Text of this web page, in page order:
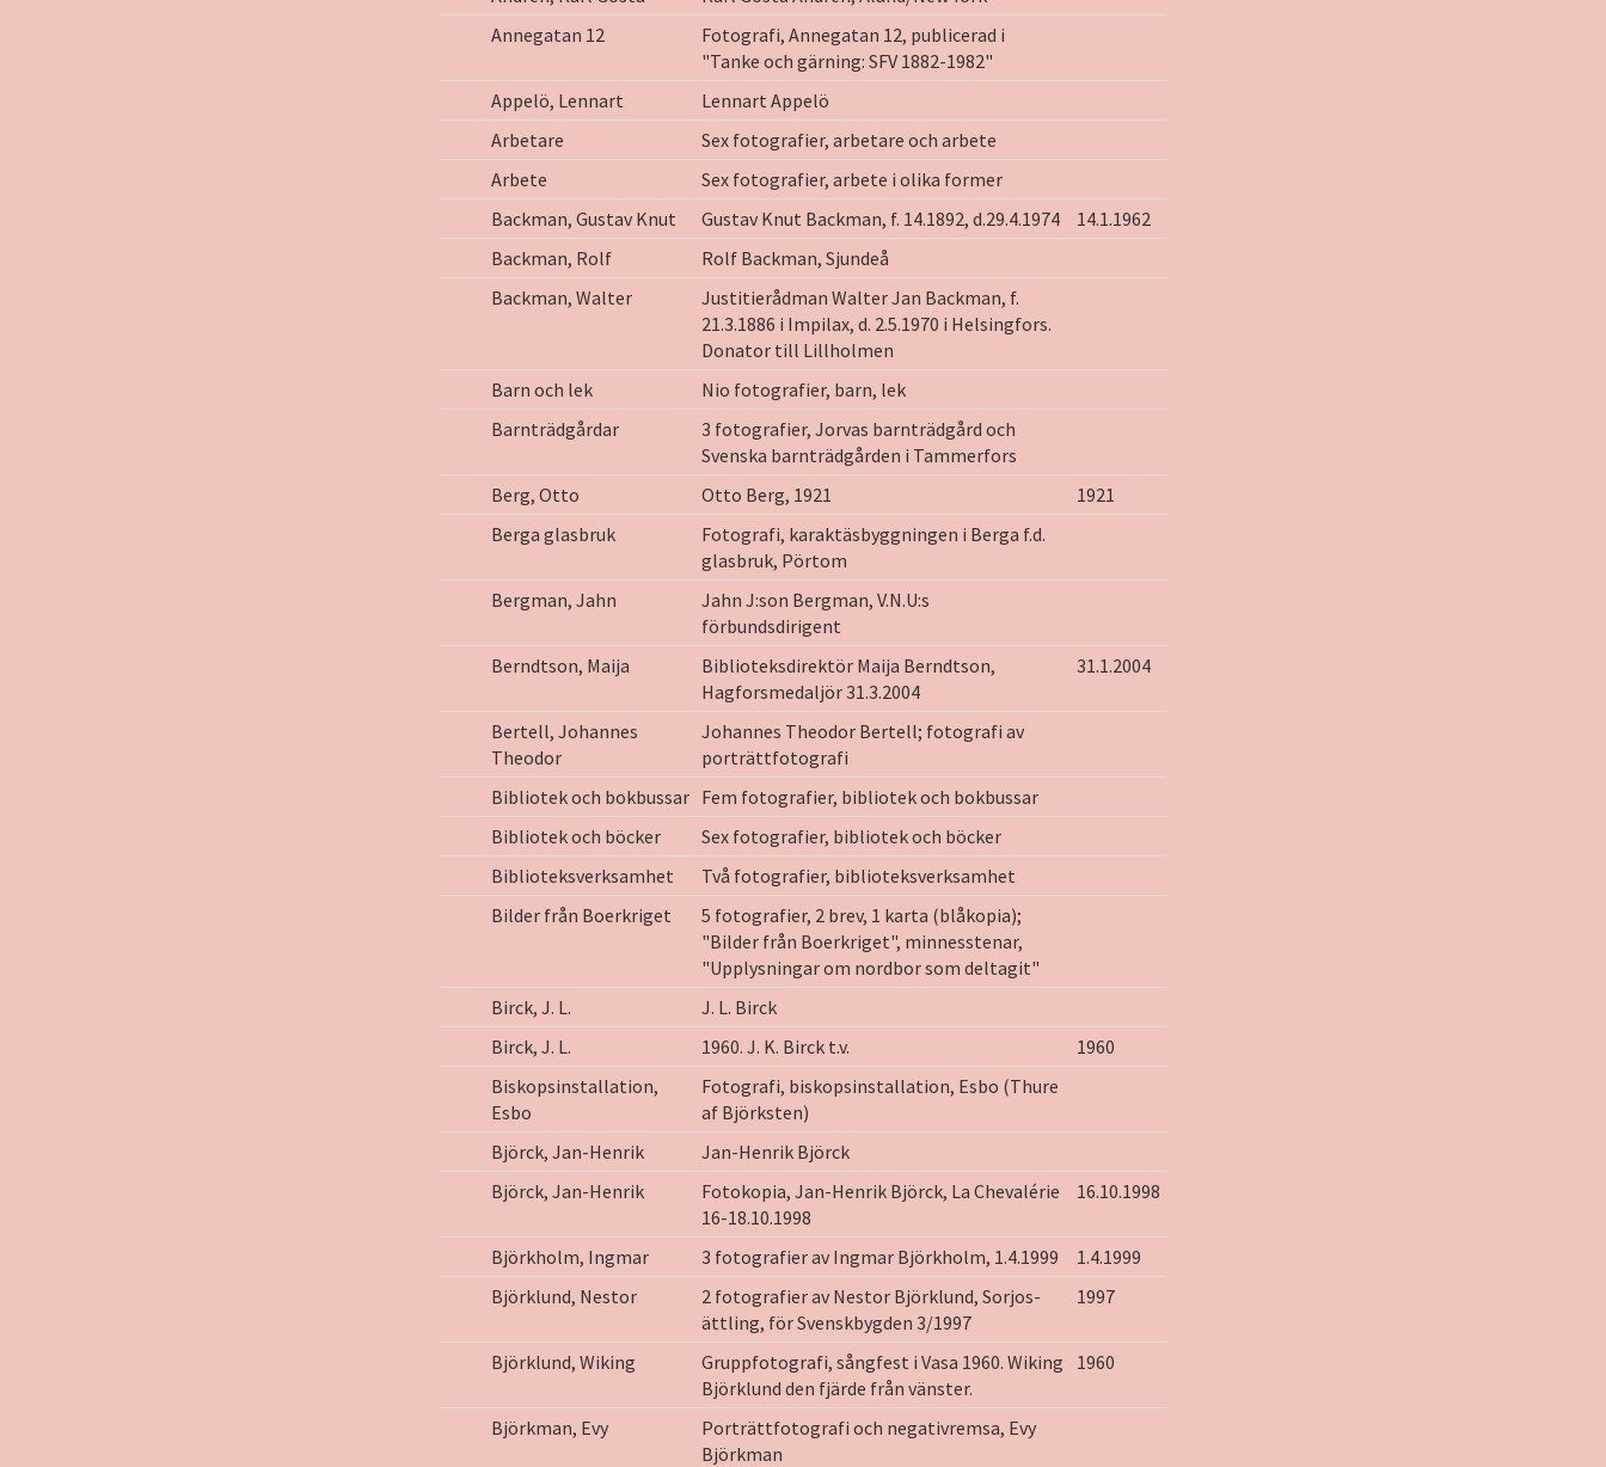
Annegatan 12
Fotografi, Annegatan 12, publicerad i
"Tanke och gärning: SFV 1882-1982"
Appelö, Lennart
Lennart Appelö
Arbetare
Sex fotografier, arbetare och arbete
Arbete
Sex fotografier, arbete i olika former
Backman, Gustav Knut
Gustav Knut Backman, f. 14.1892, d.29.4.1974
14.1.1962
Backman, Rolf
Rolf Backman, Sjundeå
Backman, Walter
Justitierådman Walter Jan Backman, f.
21.3.1886 i Impilax, d. 2.5.1970 i Helsingfors.
Donator till Lillholmen
Barn och lek
Nio fotografier, barn, lek
Barnträdgårdar
3 fotografier, Jorvas barnträdgård och
Svenska barnträdgården i Tammerfors
Berg, Otto
Otto Berg, 1921
1921
Berga glasbruk
Fotografi, karaktäsbyggningen i Berga f.d.
glasbruk, Pörtom
Bergman, Jahn
Jahn J:son Bergman, V.N.U:s
förbundsdirigent
Berndtson, Maija
Biblioteksdirektör Maija Berndtson,
Hagforsmedaljör 31.3.2004
31.1.2004
Bertell, Johannes
Theodor
Johannes Theodor Bertell; fotografi av
porträttfotografi
Bibliotek och bokbussar Fem fotografier, bibliotek och bokbussar
Bibliotek och böcker
Sex fotografier, bibliotek och böcker
Biblioteksverksamhet
Två fotografier, biblioteksverksamhet
Bilder från Boerkriget
5 fotografier, 2 brev, 1 karta (blåkopia);
"Bilder från Boerkriget", minnesstenar,
"Upplysningar om nordbor som deltagit"
Birck, J. L.
J. L. Birck
Birck, J. L.
1960. J. K. Birck t.v.
1960
Biskopsinstallation,
Esbo
Fotografi, biskopsinstallation, Esbo (Thure
af Björksten)
Björck, Jan-Henrik
Jan-Henrik Björck
Björck, Jan-Henrik
Fotokopia, Jan-Henrik Björck, La Chevalérie
16-18.10.1998
16.10.1998
Björkholm, Ingmar 3 fotografier av Ingmar Björkholm, 1.4.1999
1.4.1999
Björklund, Nestor
2 fotografier av Nestor Björklund, Sorjos-
ättling, för Svenskbygden 3/1997
1997
Björklund, Wiking
Gruppfotografi, sångfest i Vasa 1960. Wiking
Björklund den fjärde från vänster.
1960
Björkman, Evy
Porträttfotografi och negativremsa, Evy
Björkman